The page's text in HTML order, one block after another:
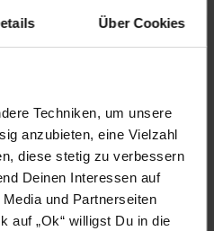
Über Cookies
Techniken, um unsere
anzubieten, eine Vielzahl
diese stetig zu verbessern
Deinen Interessen auf
und Partnerseiten
auf „Ok“ willigst Du in die
Rezept